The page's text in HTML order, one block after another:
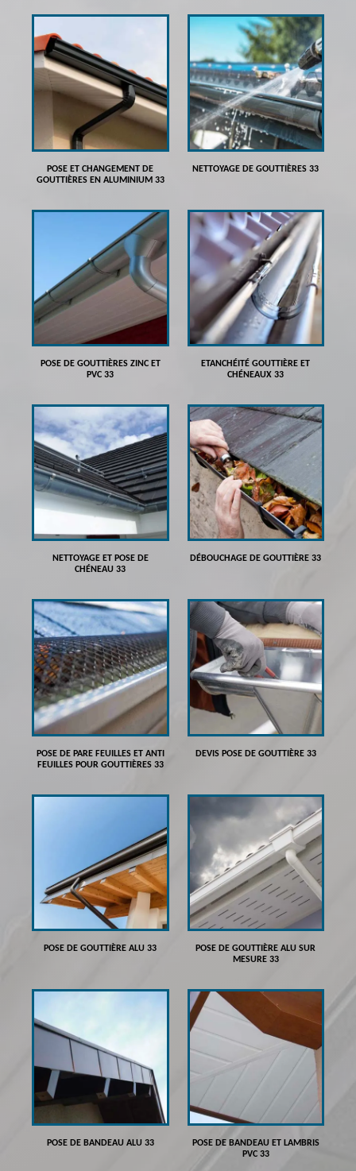
POSE ET CHANGEMENT DE
GOUTTIÈRES EN ALUMINIUM 33
NETTOYAGE DE GOUTTIÈRES 33
POSE DE GOUTTIÈRES ZINC ET
PVC 33
ETANCHÉITÉ GOUTTIÈRE ET
CHÉNEAUX 33
NETTOYAGE ET POSE DE
CHÉNEAU 33
DÉBOUCHAGE DE GOUTTIÈRE 33
POSE DE PARE FEUILLES ET ANTI
FEUILLES POUR GOUTTIÈRES 33
DEVIS POSE DE GOUTTIÈRE 33
POSE DE GOUTTIÈRE ALU 33
POSE DE GOUTTIÈRE ALU SUR
MESURE 33
POSE DE BANDEAU ALU 33
POSE DE BANDEAU ET LAMBRIS
PVC 33